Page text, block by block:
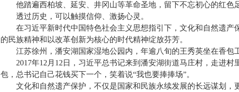
他踏遍西柏坡、延安、井冈山等革命圣地，留下不忘初心的红色足
透过历史，可以触摸信仰、激扬心灵。
在习近平新时代中国特色社会主义思想指引下，文化和自然遗产
的民族精神和以改革创新为核心的时代精神绽放芬芳。
江苏徐州，潘安湖国家湿地公园内，年逾八旬的王秀英坐在香包
2017年12月12日，习近平总书记来到潘安湖街道马庄村，走进村
包，总书记自己花钱买下一个，笑着说“我也要捧捧场”。
文化和自然遗产保护，不仅是国家和民族永续发展的长远谋划，